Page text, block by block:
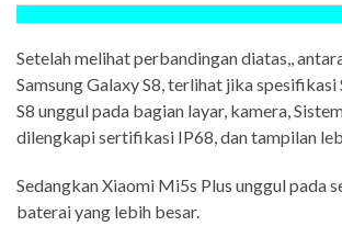
Setelah melihat perbandingan diatas,,
Samsung Galaxy S8, terlihat jika spesifikasi
S8 unggul pada bagian layar, kamera,
dilengkapi sertifikasi IP68, dan tampilan
Sedangkan Xiaomi Mi5s Plus unggul pada
baterai yang lebih besar.